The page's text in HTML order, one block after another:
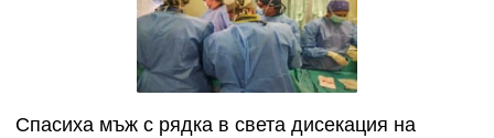
Спасиха мъж с рядка в света дисекация на